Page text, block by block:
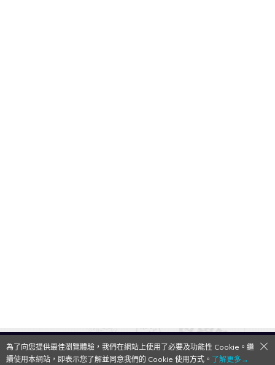
QooApp Limited © 2026
為了向您提供最佳瀏覽體驗，我們在網站上使用了必要及功能性 Cookie。繼
續使用本網站，即表示您了解並同意我們的 Cookie 使用方式。 了解更多→